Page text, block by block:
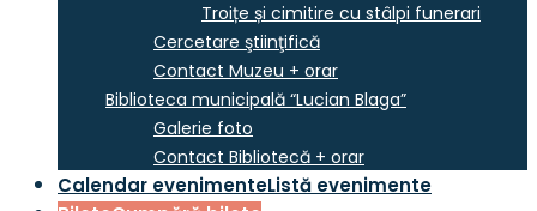
Troițe și cimitire cu stâlpi funerari
Cercetare ştiinţifică
Contact Muzeu + orar
Biblioteca municipală “Lucian Blaga”
Galerie foto
Contact Bibliotecă + orar
Calendar evenimenteListă evenimente